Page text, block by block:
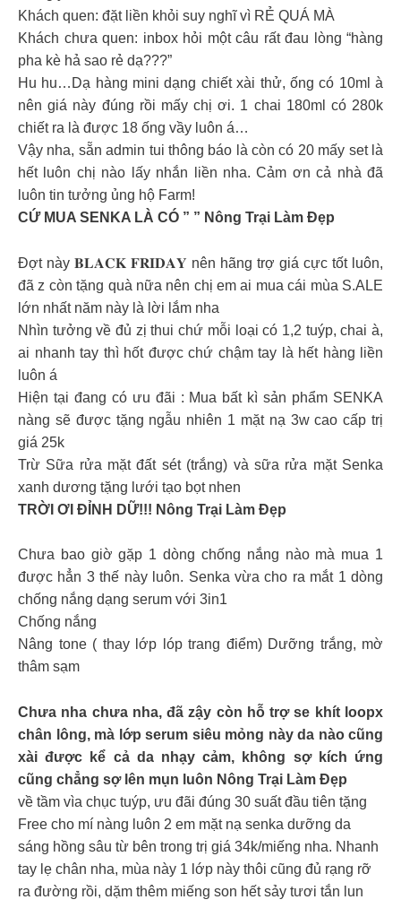
Khách quen: đặt liền khỏi suy nghĩ vì RẺ QUÁ MÀ
Khách chưa quen: inbox hỏi một câu rất đau lòng “hàng
pha kè hả sao rẻ dạ???”
Hu hu…Dạ hàng mini dạng chiết xài thử, ống có 10ml à
nên giá này đúng rồi mấy chị ơi. 1 chai 180ml có 280k
chiết ra là được 18 ống vầy luôn á…
Vậy nha, sẵn admin tui thông báo là còn có 20 mấy set là
hết luôn chị nào lấy nhắn liền nha. Cảm ơn cả nhà đã
luôn tin tưởng ủng hộ Farm!
CỨ MUA SENKA LÀ CÓ ” ” Nông Trại Làm Đẹp
Đợt này 𝐁𝐋𝐀𝐂𝐊 𝐅𝐑𝐈𝐃𝐀𝐘 nên hãng trợ giá cực tốt luôn,
đã z còn tặng quà nữa nên chị em ai mua cái mùa S.ALE
lớn nhất năm này là lời lắm nha
Nhìn tưởng về đủ zị thui chứ mỗi loại có 1,2 tuýp, chai à,
ai nhanh tay thì hốt được chứ chậm tay là hết hàng liền
luôn á
Hiện tại đang có ưu đãi : Mua bất kì sản phẩm SENKA
nàng sẽ được tặng ngẫu nhiên 1 mặt nạ 3w cao cấp trị
giá 25k
Trừ Sữa rửa mặt đất sét (trắng) và sữa rửa mặt Senka
xanh dương tặng lưới tạo bọt nhen
TRỜI ƠI ĐỈNH DỮ!!! Nông Trại Làm Đẹp
Chưa bao giờ gặp 1 dòng chống nắng nào mà mua 1
được hẳn 3 thế này luôn. Senka vừa cho ra mắt 1 dòng
chống nắng dạng serum với 3in1
Chống nắng
Nâng tone ( thay lớp lóp trang điểm) Dưỡng trắng, mờ
thâm sạm
Chưa nha chưa nha, đã zậy còn hỗ trợ se khít loopx
chân lông, mà lớp serum siêu mỏng này da nào cũng
xài được kể cả da nhạy cảm, không sợ kích ứng
cũng chẳng sợ lên mụn luôn Nông Trại Làm Đẹp
về tầm vìa chục tuýp, ưu đãi đúng 30 suất đầu tiên tặng
Free cho mí nàng luôn 2 em mặt nạ senka dưỡng da
sáng hồng sâu từ bên trong trị giá 34k/miếng nha. Nhanh
tay lẹ chân nha, mùa này 1 lớp này thôi cũng đủ rạng rỡ
ra đường rồi, dặm thêm miếng son hết sảy tươi tắn lun